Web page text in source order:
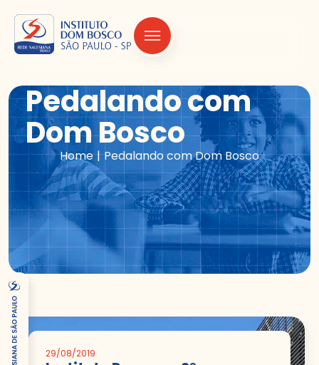
Pedalando com
Dom Bosco
Home | Pedalando com Dom Bosco
29/08/2019